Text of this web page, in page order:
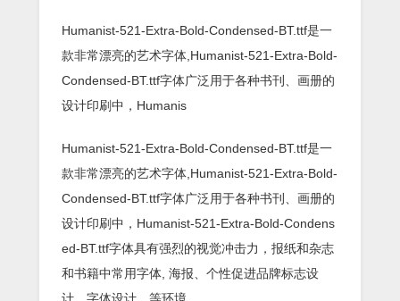
Humanist-521-Extra-Bold-Condensed-BT.ttf是一
款非常漂亮的艺术字体,Humanist-521-Extra-Bold-
Condensed-BT.ttf字体广泛用于各种书刊、画册的
设计印刷中，Humanis
Humanist-521-Extra-Bold-Condensed-BT.ttf是一
款非常漂亮的艺术字体,Humanist-521-Extra-Bold-
Condensed-BT.ttf字体广泛用于各种书刊、画册的
设计印刷中，Humanist-521-Extra-Bold-Condens
ed-BT.ttf字体具有强烈的视觉冲击力，报纸和杂志
和书籍中常用字体, 海报、个性促进品牌标志设